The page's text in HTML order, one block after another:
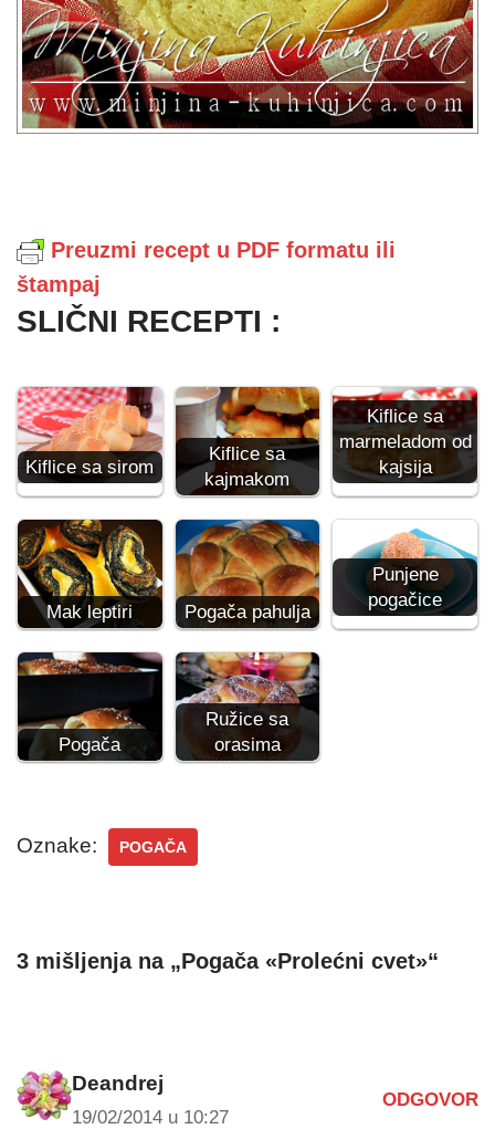
Preuzmi recept u PDF formatu ili
štampaj
SLIČNI RECEPTI :
Kiflice sa sirom
Kiflice sa
kajmakom
Kiflice sa
marmeladom od
kajsija
Mak leptiri Pogača pahulja
Punjene
pogačice
Pogača
Ružice sa
orasima
Oznake: POGAČA
3 mišljenja na „Pogača «Prolećni cvet»“
Deandrej
19/02/2014 u 10:27
ODGOVOR